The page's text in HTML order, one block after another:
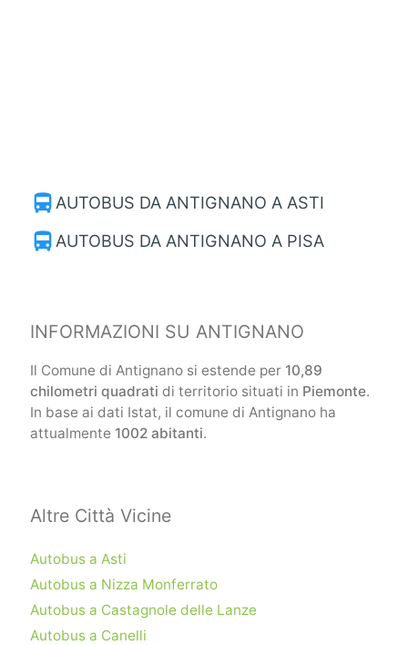
directions_bus AUTOBUS DA ANTIGNANO A ASTI
directions_bus AUTOBUS DA ANTIGNANO A PISA
INFORMAZIONI SU ANTIGNANO
Il Comune di Antignano si estende per 10,89
chilometri quadrati di territorio situati in Piemonte.
In base ai dati Istat, il comune di Antignano ha
attualmente 1002 abitanti.
Altre Città Vicine
Autobus a Asti
Autobus a Nizza Monferrato
Autobus a Castagnole delle Lanze
Autobus a Canelli